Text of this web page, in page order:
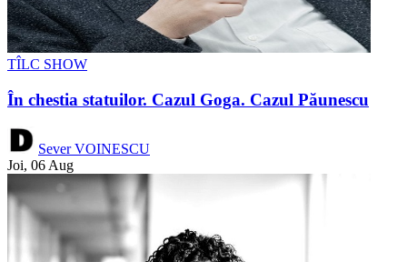
TÎLC SHOW
În chestia statuilor. Cazul Goga. Cazul Păunescu
Sever VOINESCU
Joi, 06 Aug